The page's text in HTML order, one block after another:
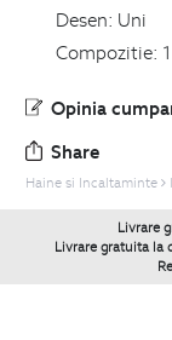
Desen: Uni
Compozitie:
Opinia
Share
Haine si Incaltaminte
Livrare
Livrare gratuita la